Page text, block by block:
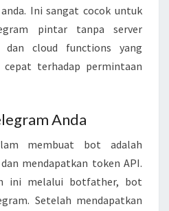
N
G
G
U
K
P
Ini sangat cocok untuk
pintar tanpa server
dan cloud functions yang
terhadap permintaan
Anda
membuat bot adalah
mendapatkan token API.
ini melalui botfather, bot
Setelah mendapatkan